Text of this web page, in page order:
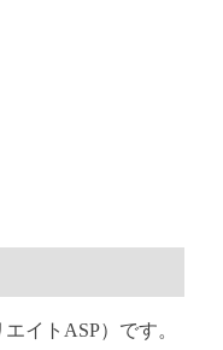
イトASP）です。